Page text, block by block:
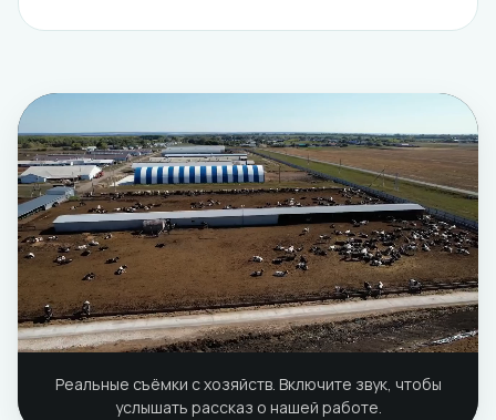
Реальные съёмки с хозяйств. Включите звук, чтобы
услышать рассказ о нашей работе.